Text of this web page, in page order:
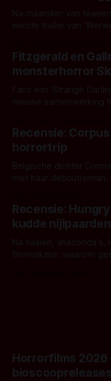
Na maanden van
eerste trailer van
kille stijl vol folklore en
het het al raden?)... de
Fitzgerald en
monsterhorror
Fans van 'Strange
nieuwe samenwerking
'Skeletons', een
opnames zijn gestart in
Recensie:
horrortrip
Belgische dichter
met haar debuutroman.
achtergrond, belooft
iets ongrijpbaars. En
waar.
Recensie:
kudde nijlpaarden
Na haaien,
filmmakers: waarom
Horrorfilms 2026
bioscoopreleases